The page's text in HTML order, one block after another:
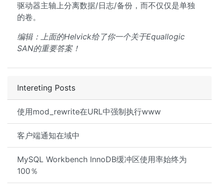
Intereting Posts
使用mod_rewrite在URL中强制执行www
客户端通知在域中
MySQL Workbench InnoDB缓冲区使用率始终为
100％
驱动器主轴上分离数据/日志/备份，而不仅仅是单独
的卷。
编辑：上面的Helvick给了你一个关于Equallogic
SAN的重要答案！